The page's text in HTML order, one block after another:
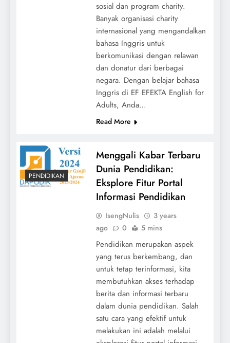
sosial dan program charity.
Banyak organisasi charity
internasional yang mengandalkan
bahasa Inggris untuk
berkomunikasi dengan relawan
dan donatur dari berbagai
negara. Dengan belajar bahasa
Inggris di EF EFEKTA English for
Adults, Anda…
Read More
PENDIDIKAN
Menggali Kabar Terbaru
Dunia Pendidikan:
Eksplore Fitur Portal
Informasi Pendidikan
IsengNulis
3 years
ago
0 5 mins
Pendidikan merupakan aspek
yang terus berkembang, dan
untuk tetap terinformasi, kita
membutuhkan akses terhadap
berita dan informasi terbaru
dalam dunia pendidikan. Salah
satu cara yang efektif untuk
melakukan ini adalah melalui